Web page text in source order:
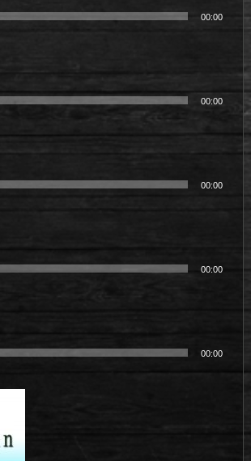
00:00
00:00
00:00
00:00
00:00